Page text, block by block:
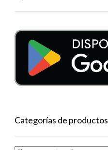
Categorías de productos